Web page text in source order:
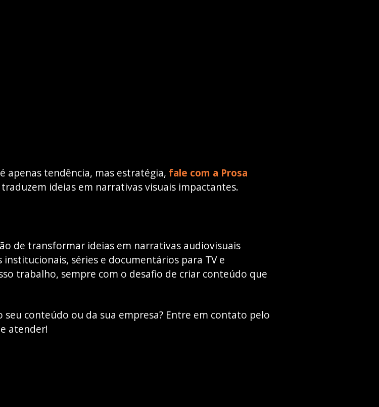
apenas tendência, mas estratégia, fale com a Prosa
ideias em narrativas visuais impactantes.
de transformar ideias em narrativas audiovisuais
séries e documentários para TV e
trabalho, sempre com o desafio de criar conteúdo que
conteúdo ou da sua empresa? Entre em contato pelo
atender!